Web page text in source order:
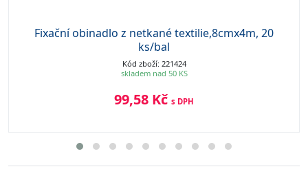
Fixační obinadlo z netkané textilie,8cmx4m, 20
ks/bal
Kód zboží: 221424
skladem nad 50 KS
99,58 Kč s DPH